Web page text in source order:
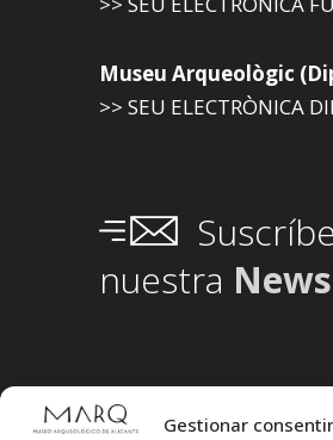
Gestionar
Museu Arqueològic
>> SEU ELECTRÒNICA
nuestra